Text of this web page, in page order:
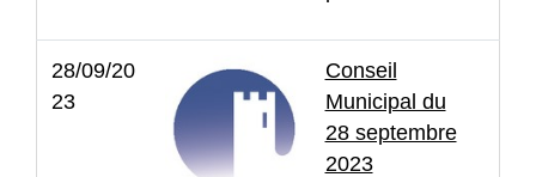
28/09/20
23
Conseil
Municipal du
28 septembre
2023